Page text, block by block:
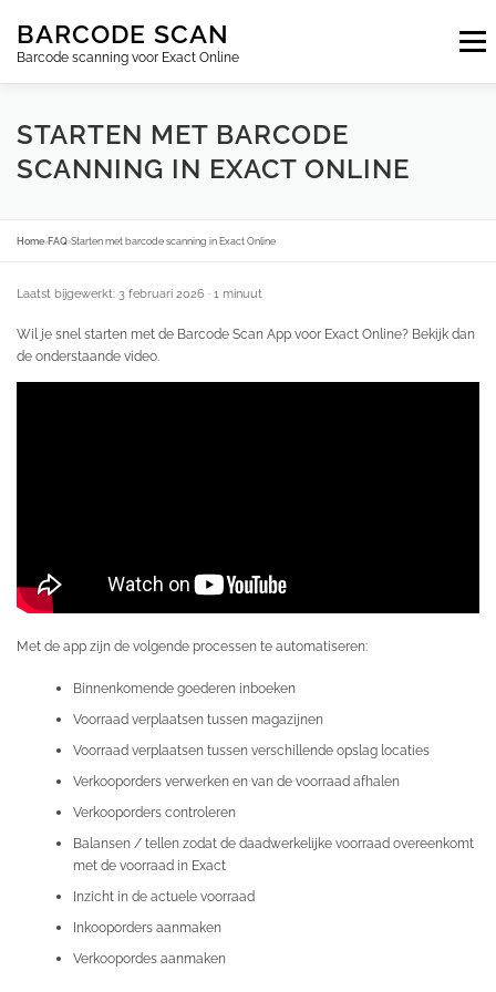
naarBARCODE SCAN
Barcode scanning voor Exact Online
Menu
ABONNEMENTEN FAQ BLOG
STARTEN MET BARCODE
SCANNING IN EXACT ONLINE
Home›FAQ›Starten met barcode scanning in Exact Online
Laatst bijgewerkt: 3 februari 2026 · 1 minuut
Wil je snel starten met de Barcode Scan App voor Exact Online? Bekijk dan
de onderstaande video.
Met de app zijn de volgende processen te automatiseren:
Binnenkomende goederen inboeken
Voorraad verplaatsen tussen magazijnen
Voorraad verplaatsen tussen verschillende opslag locaties
Verkooporders verwerken en van de voorraad afhalen
Verkooporders controleren
Balansen / tellen zodat de daadwerkelijke voorraad overeenkomt
met de voorraad in Exact
Inzicht in de actuele voorraad
Inkooporders aanmaken
Verkoopordes aanmaken